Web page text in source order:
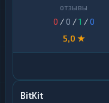
0 / 0 /1 /0
5,0 ★
BitKit